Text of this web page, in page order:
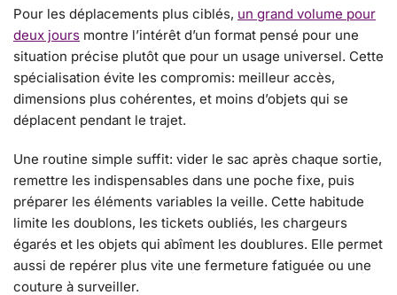
Pour les déplacements plus ciblés, un grand volume pour
deux jours montre l’intérêt d’un format pensé pour une
situation précise plutôt que pour un usage universel. Cette
spécialisation évite les compromis: meilleur accès,
dimensions plus cohérentes, et moins d’objets qui se
déplacent pendant le trajet.
Une routine simple suffit: vider le sac après chaque sortie,
remettre les indispensables dans une poche fixe, puis
préparer les éléments variables la veille. Cette habitude
limite les doublons, les tickets oubliés, les chargeurs
égarés et les objets qui abîment les doublures. Elle permet
aussi de repérer plus vite une fermeture fatiguée ou une
couture à surveiller.